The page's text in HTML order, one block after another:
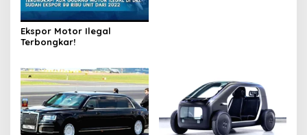
Ekspor Motor Ilegal
Terbongkar!